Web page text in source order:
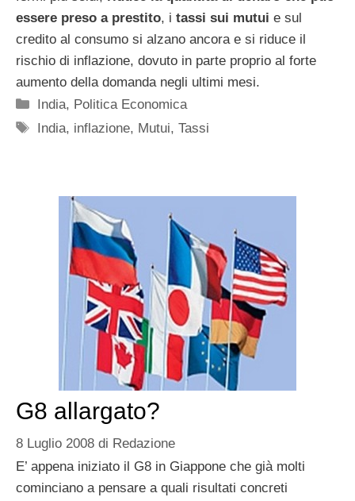
essere preso a prestito, i tassi sui mutui e sul
credito al consumo si alzano ancora e si riduce il
rischio di inflazione, dovuto in parte proprio al forte
aumento della domanda negli ultimi mesi.
Categorie
India, Politica Economica
Tag
India, inflazione, Mutui,Tassi
G8 allargato?
8 Luglio 2008 di Redazione
E’ appena iniziato il G8 in Giappone che già molti
cominciano a pensare a quali risultati concreti